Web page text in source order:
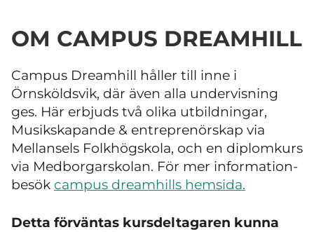
OM CAMPUS DREAMHILL
Campus Dreamhill håller till inne i
Örnsköldsvik, där även alla undervisning
ges. Här erbjuds två olika utbildningar,
Musikskapande & entreprenörskap via
Mellansels Folkhögskola, och en diplomkurs
via Medborgarskolan. För mer information-
besök campus dreamhills hemsida.
Detta förväntas kursdeltagaren kunna